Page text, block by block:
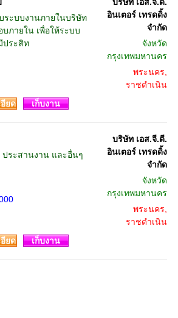
ระบบงานภายในบริษัท
ภายใน เพื่อให้ระบบ
ประสิท
อินเตอร์ เทรดดิ้ง
จำกัด
จังหวัด
กรุงเทพมหานคร
พระนคร,
ราชดำเนิน
ยด เก็บงาน
ประสานงาน และอื่นๆ
บริษัท เอส.จี.ดี.
อินเตอร์ เทรดดิ้ง
จำกัด
จังหวัด
กรุงเทพมหานคร
พระนคร,
ราชดำเนิน
ยด เก็บงาน